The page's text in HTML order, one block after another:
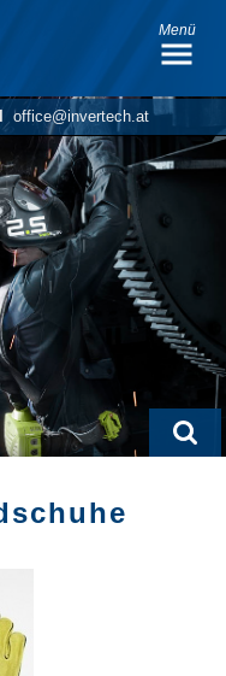
office@invertech.at
Menü